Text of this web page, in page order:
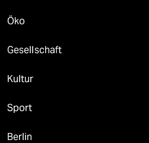
Öko
Gesellschaft
Kultur
Sport
Berlin